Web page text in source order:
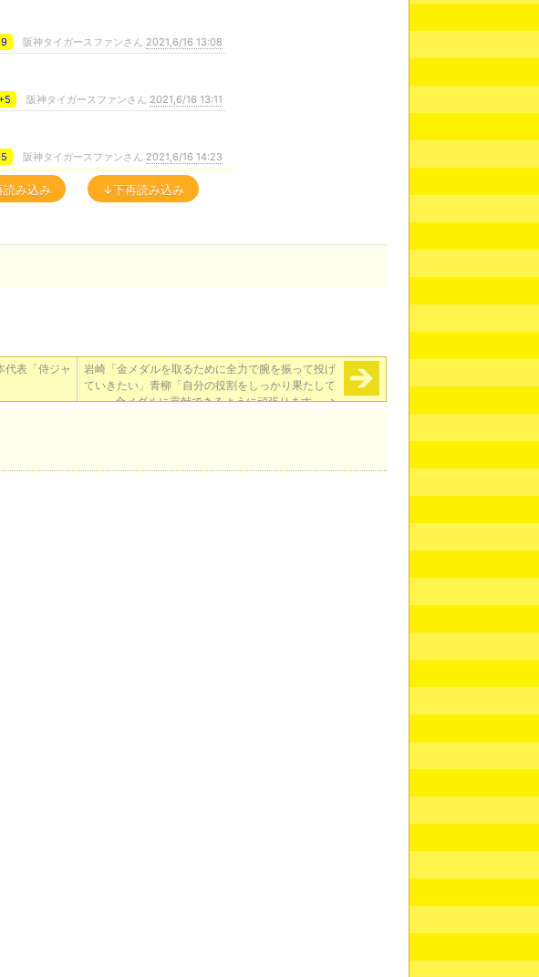
阪神タイガースファンさん 2021,6/16 13:08
+5 阪神タイガースファンさん 2021,6/16 13:11
阪神タイガースファンさん 2021,6/16 14:23
み込み ↓下再読み込み
代表「侍ジャ
岩崎「金メダルを取るために全力で腕を振って投げ
ていきたい」青柳「自分の役割をしっかり果たして
金メダルに貢献できるように頑張ります」→